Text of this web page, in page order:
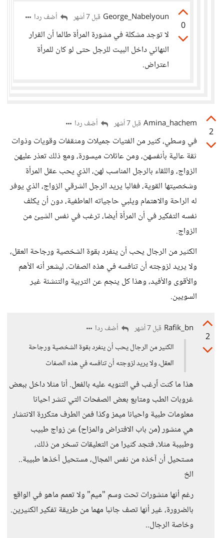
0
George_Nabelyoun قبل 7 أشهر أضف ردا
لا توجد مشكلة في مشورة المرأة طالما أن القرار
النهائي داخل البيت للرجل حتى لو كان للمرأة
اعتراض.
2
Amina_hachem قبل 7 أشهر أضف ردا
في وسطي، كثير من الفتيات جميلات ومثقفات وقويات وذوات
ثقة عالية بأنفسهن، ومن عائلات ميسورة، ومع ذلك تعذر عليهن
الزواج، واللقاء بالرجل المناسب لهن، الذي يحب عقل المرأة
وشخصيتها القوية، فغالبا يريد الرجل الشرقي الزواج، الذي يوفر
له الراحة والاهتمام ويلبي حاجياته العاطفية، دون أن يكلف
نفسه التفكير في أن المرأة أيضا، ترغب في نفس الشيئ من
الزواج.
الكثير من الرجال يحب أن ينفرد بقوة الشخصية ورجاحة العقل،
ولا يريد لزوجته أن تنافسه في هذه الصفات، ليشعر أنه الأهم
والأقوى والأفيد، وهذا كل ينجم عن التربية والتنشئة غير
السويين.
2
Rafik_bn قبل 7 أشهر
أضف ردا
الكثير من الرجال يحب أن ينفرد بقوة الشخصية ورجاحة
العقل، ولا يريد لزوجته أن تنافسه في هذه الصفات
هذا ما كنت ٱرغب في التنويه عليه بالفعل. أنا مثلا داخل ببعض
غروبات الطب ومتابع بعض الصفحات التي تنشر احيانا
معلومات طبية واحيانا ميمز وكذا فمن الطرف متكررة الانتشار
هي منشور (من باب الافتراض والمزاح) عن زواج طبيب
وطبيبة مثلا، فتجد كثيرا من التعليقات تسخر من ذلك،
مستحيل أن آخذه من نفس المجال، مستحيل آخذها طبيبة..
الخ
رغم أنها منشورات تحت وسم "ميم" ولا تعمم ماهو في الواقع
بالضرورة، غير أنها تصف جانبا مهما من طريقة تفكير الكثيرين.
وخاصة الرجال..